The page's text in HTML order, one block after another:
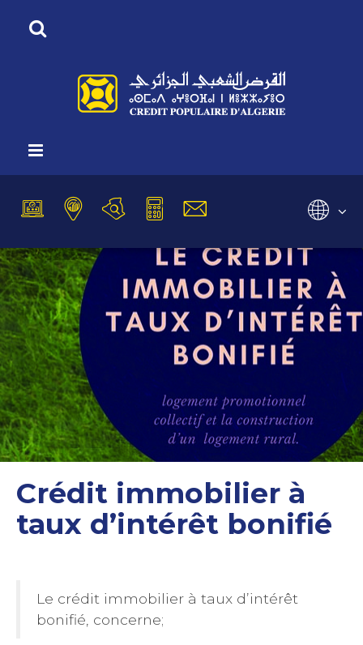
Vous êtes ici :
Crédit immobilier à
taux d’intérêt bonifié
Le crédit immobilier à taux d’intérêt
bonifié, concerne;